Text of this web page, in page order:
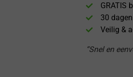
GRATIS
30
Veilig &
“Snel en